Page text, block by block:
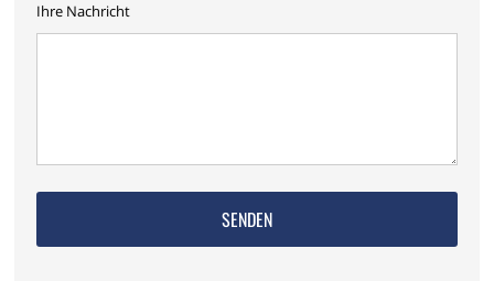
Ihre Nachricht